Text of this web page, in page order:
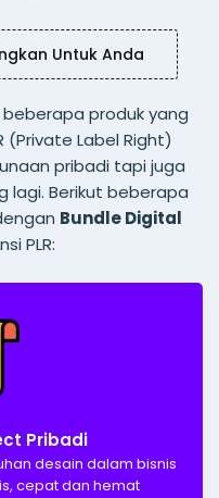
Untuk Anda
produk yang
(Private Label Right)
pribadi tapi juga
lagi. Berikut beberapa
Bundle Digital
PLR:
Pribadi
desain dalam bisnis
cepat dan hemat